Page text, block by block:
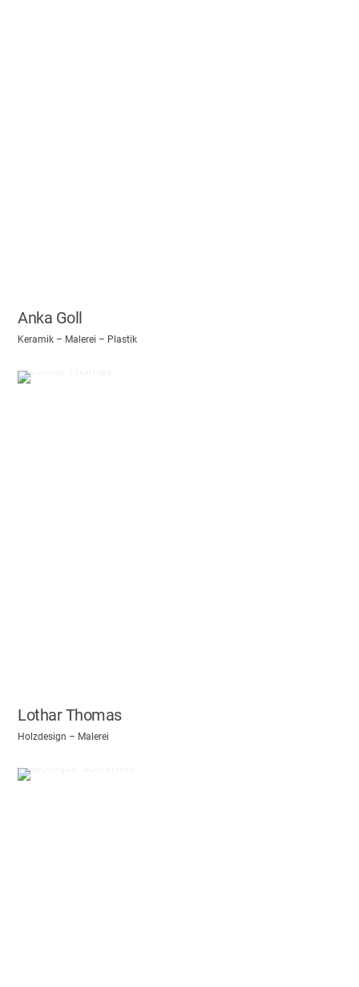
Anka Goll
Keramik – Malerei – Plastik
Lothar Thomas
Holzdesign – Malerei